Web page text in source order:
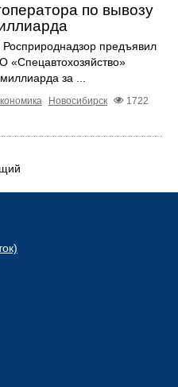
по вывозу
предъявил
«Спецавтохозяйство»
за ...
Новосибирск
1722